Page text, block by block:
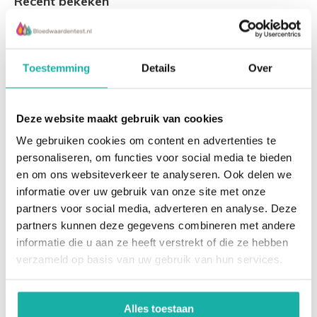
Toestemming Details Over
Deze website maakt gebruik van cookies
We gebruiken cookies om content en advertenties te
personaliseren, om functies voor social media te bieden
en om ons websiteverkeer te analyseren. Ook delen we
informatie over uw gebruik van onze site met onze
partners voor social media, adverteren en analyse. Deze
partners kunnen deze gegevens combineren met andere
informatie die u aan ze heeft verstrekt of die ze hebben
verzameld op basis van uw gebruik van hun services.
Alles toestaan
De testuitslagen van de urinestatus worden in ons
laboratorium door middel van een eenvoudige
geven slechts een indicatie van het onderzochte. De
aanwezigheid van ondermeer bloedcellen
geneesmiddelen beïnvloeden deze testen en kunnen
vals positieve en vals negatieve uitslagen opleveren.
Soortelijk gewicht
- Normale urine heeft een soortelijk
gewicht (sg) van ongeveer 1010. Is het sg erg laag dan is
de urine sterk verdund (zuiver water heeft 1000), is het
sterk verhoogd dan is de urine sterk geconcentreerd en
er kans is op uitdroging.
pH Zuurgraad- De zuurgraad van de urine moet niet
lager zijn dan 4,5, een lagere pH duidt op teveel
urinestatus en
sediment
Controleer of er sprake is
van nierproblemen
aandoening van
urinewegen of een
stofwisselin...